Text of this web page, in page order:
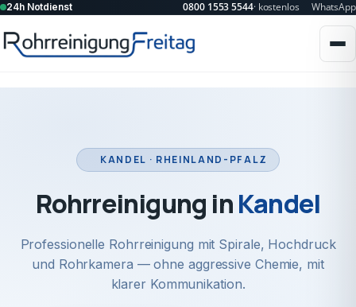
24h Notdienst 0800 1553 5544· kostenlos WhatsApp
KANDEL · RHEINLAND-PFALZ
Rohrreinigung inKandel
Professionelle Rohrreinigung mit Spirale, Hochdruck
und Rohrkamera — ohne aggressive Chemie, mit
klarer Kommunikation.